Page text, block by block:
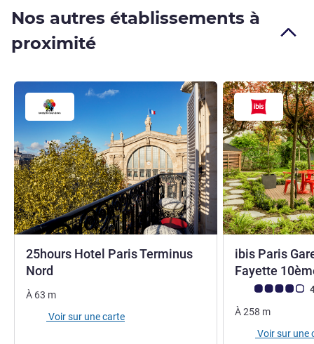
Nos autres établissements à
proximité
25hours Hotel Paris Terminus
Nord
À 63 m
Voir sur une carte
ibis Paris
Fayette
Note Avis clients
À258 m
Voir sur une